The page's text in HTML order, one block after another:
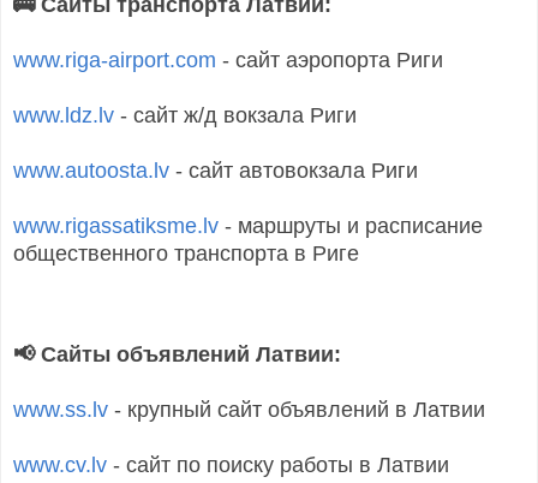
www.riga-airport.com - сайт аэропорта Риги
www.ldz.lv - сайт ж/д вокзала Риги
www.autoosta.lv - сайт автовокзала Риги
www.rigassatiksme.lv - маршруты и расписание
общественного транспорта в Риге
📢 Сайты объявлений Латвии:
www.ss.lv - крупный сайт объявлений в Латвии
www.cv.lv - сайт по поиску работы в Латвии